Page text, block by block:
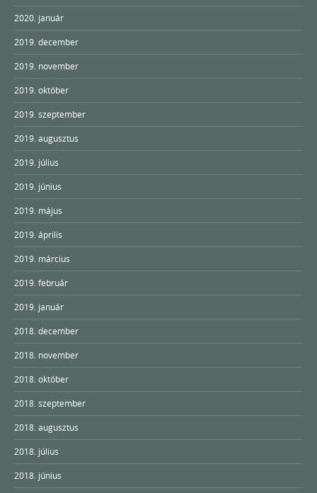
2020. január
2019. december
2019. november
2019. október
2019. szeptember
2019. augusztus
2019. július
2019. június
2019. május
2019. április
2019. március
2019. február
2019. január
2018. december
2018. november
2018. október
2018. szeptember
2018. augusztus
2018. július
2018. június